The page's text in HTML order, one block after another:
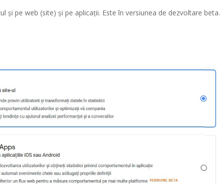
și pe web (site) și pe aplicații. Este în versiunea de dezvoltare beta.